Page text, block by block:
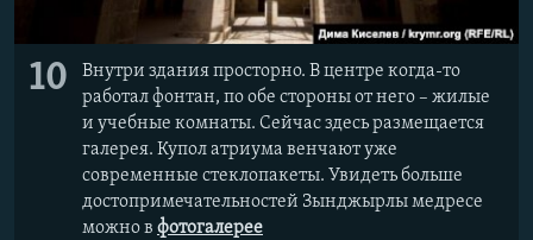
10
Внутри здания просторно. В центре когда-то
работал фонтан, по обе стороны от него – жилые
и учебные комнаты. Сейчас здесь размещается
галерея. Купол атриума венчают уже
современные стеклопакеты. Увидеть больше
достопримечательностей Зынджырлы медресе
можно в фотогалерее